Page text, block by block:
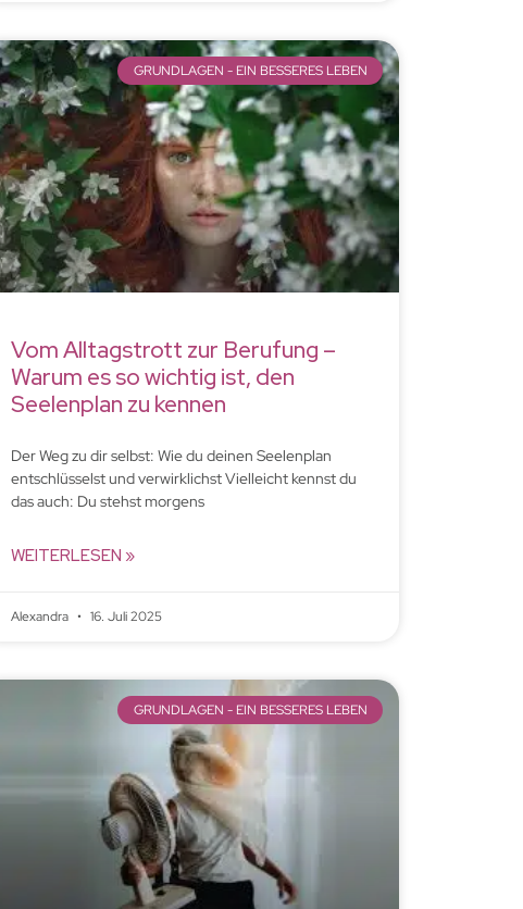
GRUNDLAGEN - EIN BESSERES LEBEN
Vom Alltagstrott zur Berufung –
Warum es so wichtig ist, den
Seelenplan zu kennen
Der Weg zu dir selbst: Wie du deinen Seelenplan
entschlüsselst und verwirklichst Vielleicht kennst du
das auch: Du stehst morgens
WEITERLESEN »
Alexandra 16. Juli 2025
GRUNDLAGEN - EIN BESSERES LEBEN